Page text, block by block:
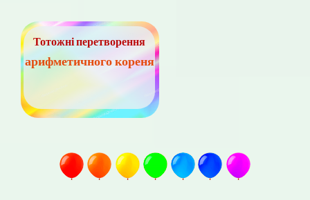
Тотожні перетворення
арифметичного кореня